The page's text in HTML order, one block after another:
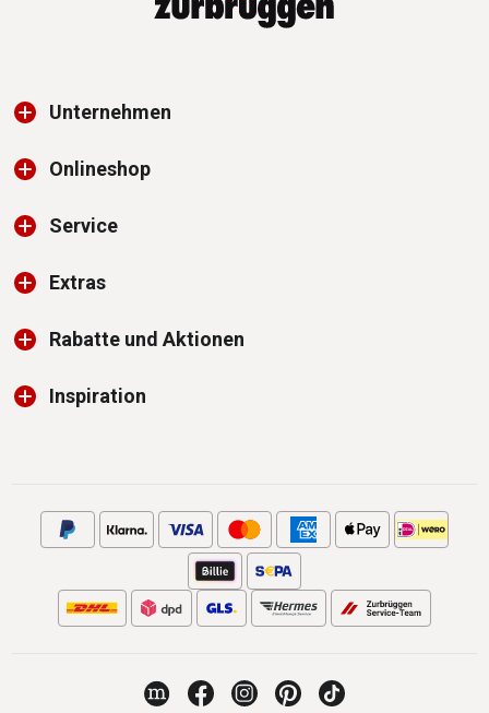
Unternehmen
Onlineshop
Service
Extras
Rabatte und Aktionen
Inspiration